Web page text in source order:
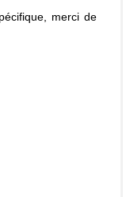
merci de